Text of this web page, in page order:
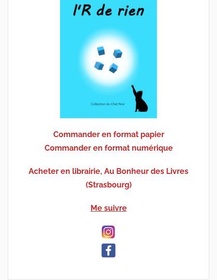
Commander en format papier
Commander en format numérique
Acheter en librairie, Au Bonheur des Livres
(Strasbourg)
Me suivre